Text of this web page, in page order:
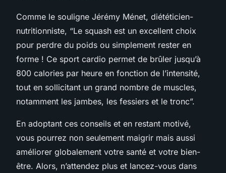
Comme le souligne Jérémy Ménet, diététicien-
nutritionniste, “Le squash est un excellent choix
pour perdre du poids ou simplement rester en
forme ! Ce sport cardio permet de brûler jusqu’à
800 calories par heure en fonction de l’intensité,
tout en sollicitant un grand nombre de muscles,
notamment les jambes, les fessiers et le tronc”.
En adoptant ces conseils et en restant motivé,
vous pourrez non seulement maigrir mais aussi
améliorer globalement votre santé et votre bien-
être. Alors, n’attendez plus et lancez-vous dans